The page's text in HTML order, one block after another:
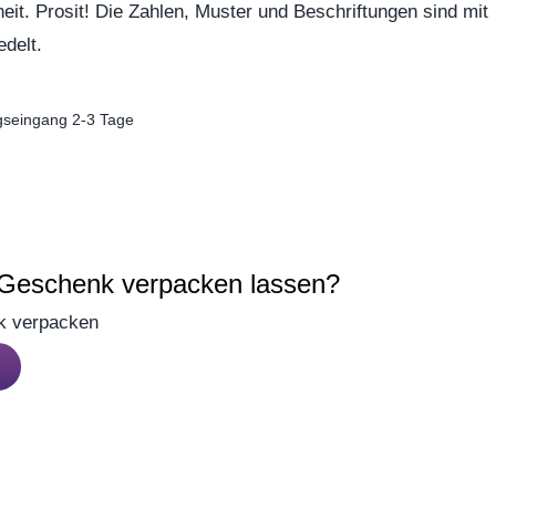
Prosit! Die Zahlen, Muster und Beschriftungen sind mit
2-3 Tage
verpacken lassen?
verpacken